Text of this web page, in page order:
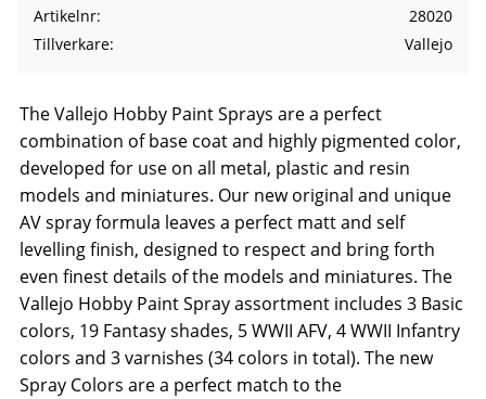
Artikelnr
28020
Tillverkare
Vallejo
The Vallejo Hobby Paint Sprays are a perfect
combination of base coat and highly pigmented color,
developed for use on all metal, plastic and resin
models and miniatures. Our new original and unique
AV spray formula leaves a perfect matt and self
levelling finish, designed to respect and bring forth
even finest details of the models and miniatures. The
Vallejo Hobby Paint Spray assortment includes 3 Basic
colors, 19 Fantasy shades, 5 WWII AFV, 4 WWII Infantry
colors and 3 varnishes (34 colors in total). The new
Spray Colors are a perfect match to the